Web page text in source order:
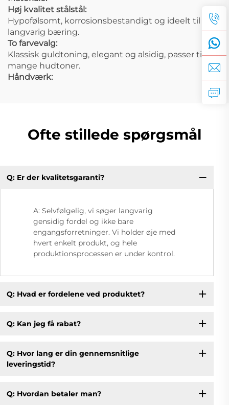
Høj kvalitet stålstål:
Hypofølsomt, korrosionsbestandigt og ideelt til
langvarig bæring.
To farvevalg:
Klassisk guldtoning, elegant og alsidig, passer til
mange hudtoner.
Håndværk:
Ofte stillede spørgsmål
Q: Er der kvalitetsgaranti?
A: Selvfølgelig, vi søger langvarig
gensidig fordel og ikke bare
engangsforretninger. Vi holder øje med
hvert enkelt produkt, og hele
produktionsprocessen er under kontrol.
Q: Hvad er fordelene ved produktet?
Q: Kan jeg få rabat?
Q: Hvor lang er din gennemsnitlige
leveringstid?
Q: Hvordan betaler man?